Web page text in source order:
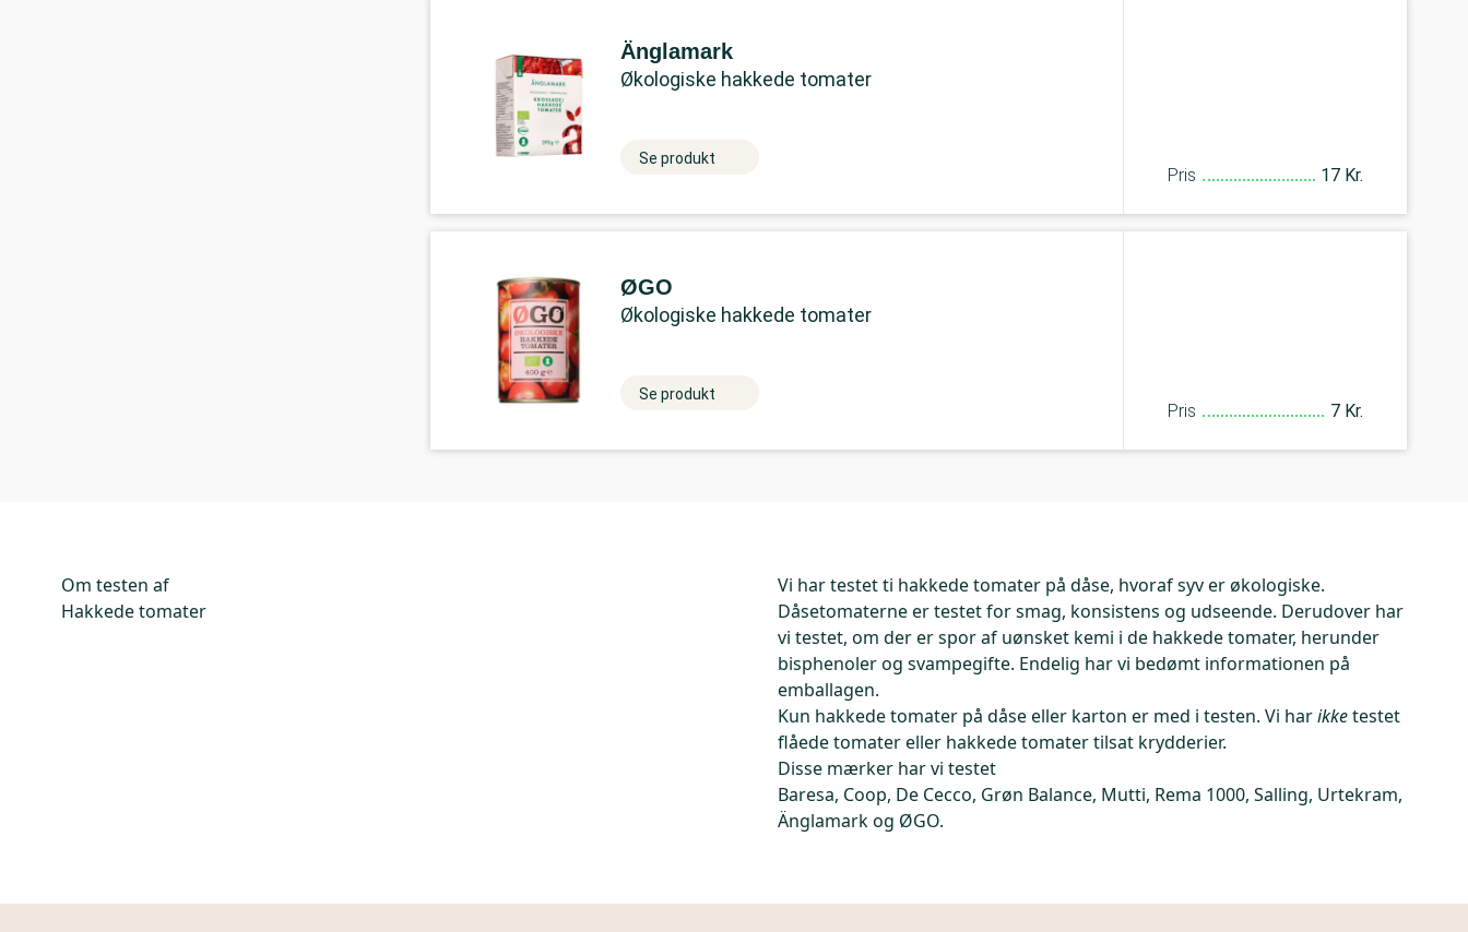
Änglamark
Økologiske hakkede tomater
Se produkt
Pris 17 Kr.
ØGO
Økologiske hakkede tomater
Se produkt
Pris 7 Kr.
Om testen af
Hakkede tomater
Vi har testet ti hakkede tomater på dåse, hvoraf syv er økologiske.
Dåsetomaterne er testet for smag, konsistens og udseende. Derudover har
vi testet, om der er spor af uønsket kemi i de hakkede tomater, herunder
bisphenoler og svampegifte. Endelig har vi bedømt informationen på
emballagen.
Kun hakkede tomater på dåse eller karton er med i testen. Vi harikketestet
flåede tomater eller hakkede tomater tilsat krydderier.
Disse mærker har vi testet
Baresa, Coop, De Cecco, Grøn Balance, Mutti, Rema 1000, Salling, Urtekram,
Änglamark og ØGO.